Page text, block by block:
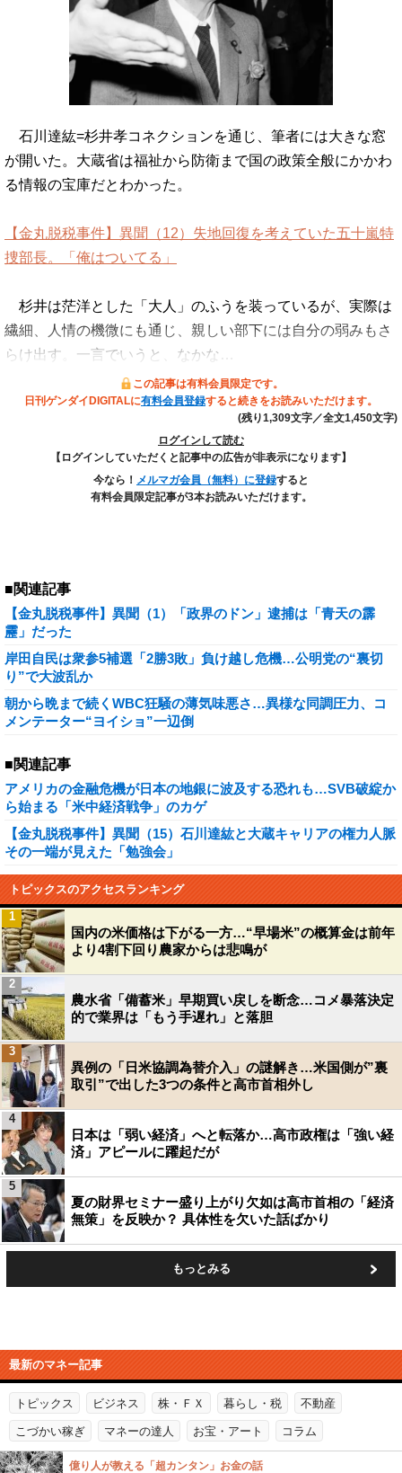
石川達紘=杉井孝コネクションを通じ、筆者には大きな窓
が開いた。大蔵省は福祉から防衛まで国の政策全般にかかわ
る情報の宝庫だとわかった。
【金丸脱税事件】異聞（12）失地回復を考えていた五十嵐特
捜部長。「俺はついてる」
杉井は茫洋とした「大人」のふうを装っているが、実際は
繊細、人情の機微にも通じ、親しい部下には自分の弱みもさ
らけ出す。一言でいうと、なかな…
この記事は有料会員限定です。
日刊ゲンダイDIGITALに有料会員登録すると続きをお読みいただけます。
(残り1,309文字／全文1,450文字)
ログインして読む
【ログインしていただくと記事中の広告が非表示になります】
今なら！ メルマガ会員（無料）に登録すると
有料会員限定記事が3本お読みいただけます。
■関連記事
【金丸脱税事件】異聞（1）「政界のドン」逮捕は「青天の霹
靂」だった
岸田自民は衆参5補選「2勝3敗」負け越し危機…公明党の“裏切
り”で大波乱か
朝から晩まで続くWBC狂騒の薄気味悪さ…異様な同調圧力、コ
メンテーター“ヨイショ”一辺倒
■関連記事
アメリカの金融危機が日本の地銀に波及する恐れも…SVB破綻か
ら始まる「米中経済戦争」のカゲ
【金丸脱税事件】異聞（15）石川達紘と大蔵キャリアの権力人脈
その一端が見えた「勉強会」
トピックスのアクセスランキング
国内の米価格は下がる一方…“早場米”の概算金は前年
より4割下回り農家からは悲鳴が
1
農水省「備蓄米」早期買い戻しを断念…コメ暴落決定
的で業界は「もう手遅れ」と落胆
2
異例の「日米協調為替介入」の謎解き…米国側が”裏
取引”で出した3つの条件と高市首相外し
3
日本は「弱い経済」へと転落か…高市政権は「強い経
済」アピールに躍起だが
4
夏の財界セミナー盛り上がり欠如は高市首相の「経済
無策」を反映か？ 具体性を欠いた話ばかり
5
もっとみる
最新のマネー記事
トピックス ビジネス 株・ＦＸ 暮らし・税 不動産
こづかい稼ぎ マネーの達人 お宝・アート コラム
億り人が教える「超カンタン」お金の話